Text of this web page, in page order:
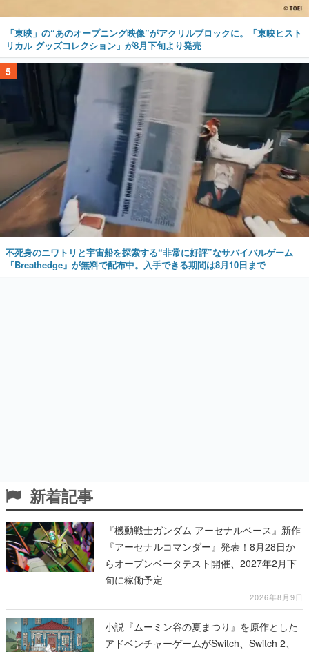
「東映」の“あのオープニング映像”がアクリルブロックに。「東映ヒスト
リカル グッズコレクション」が8月下旬より発売
5
不死身のニワトリと宇宙船を探索する“非常に好評”なサバイバルゲーム
『Breathedge』が無料で配布中。入手できる期間は8月10日まで
新着記事
『機動戦士ガンダム アーセナルベース』新作
『アーセナルコマンダー』発表！8月28日か
らオープンベータテスト開催、2027年2月下
旬に稼働予定
2026年8月9日
小説『ムーミン谷の夏まつり』を原作とした
アドベンチャーゲームがSwitch、Switch 2、